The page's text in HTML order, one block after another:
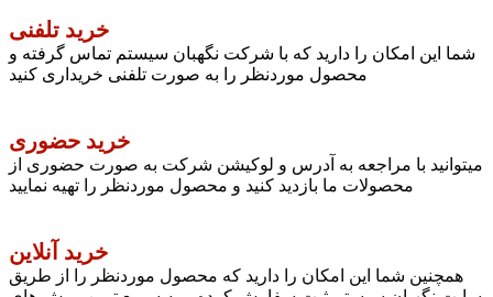
خرید تلفنی
شما این امکان را دارید که با شرکت نگهبان سیستم تماس گرفته و
محصول موردنظر را به صورت تلفنی خریداری کنید
خرید حضوری
میتوانید با مراجعه به آدرس و لوکیشن شرکت به صورت حضوری از
محصولات ما بازدید کنید و محصول موردنظر را تهیه نمایید
خرید آنلاین
همچنین شما این امکان را دارید که محصول موردنظر را از طریق